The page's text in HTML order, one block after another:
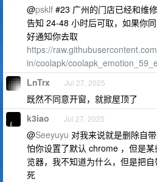
@psklf #23 广州的门店已经和维
告知 24-48 小时后可取，如果你
好通知你去取
https://
in/coolapk/
LnTrx Jul 27, 2025
既然不同意开窗，就掀屋顶了
k3iao Jul 27, 2025
@Seeyuyu 对我来说就是删除自
怕你设置了默认 chrome ，但是
览器，我不知道为什么，但是把
死